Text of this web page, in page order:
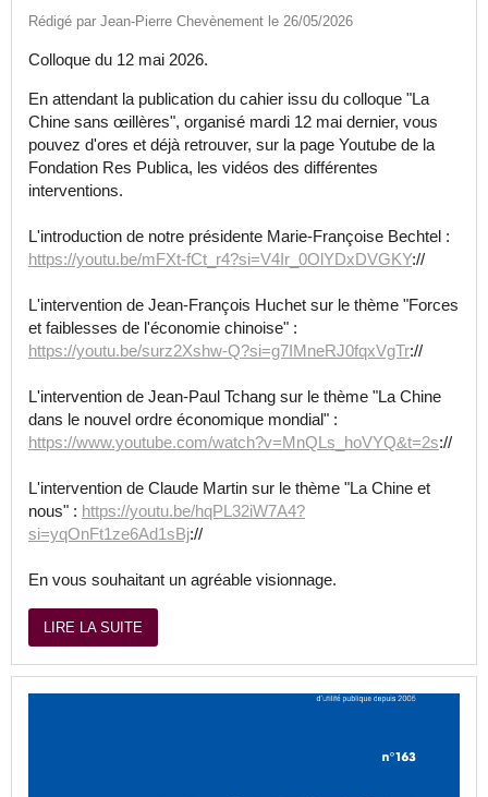
Rédigé par Jean-Pierre Chevènement le 26/05/2026
Colloque du 12 mai 2026.
En attendant la publication du cahier issu du colloque "La
Chine sans œillères", organisé mardi 12 mai dernier, vous
pouvez d'ores et déjà retrouver, sur la page Youtube de la
Fondation Res Publica, les vidéos des différentes
interventions.
L'introduction de notre présidente Marie-Françoise Bechtel :
https://youtu.be/mFXt-fCt_r4?si=V4Ir_0OlYDxDVGKY://
L'intervention de Jean-François Huchet sur le thème "Forces
et faiblesses de l'économie chinoise" :
https://youtu.be/surz2Xshw-Q?si=g7IMneRJ0fqxVgTr://
L'intervention de Jean-Paul Tchang sur le thème "La Chine
dans le nouvel ordre économique mondial" :
https://www.youtube.com/watch?v=MnQLs_hoVYQ&t=2s://
L'intervention de Claude Martin sur le thème "La Chine et
nous" : https://youtu.be/hqPL32iW7A4?
si=yqOnFt1ze6Ad1sBj://
En vous souhaitant un agréable visionnage.
LIRE LA SUITE